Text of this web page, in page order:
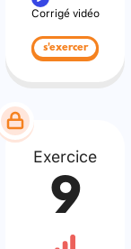
Corrigé vidéo
s'exercer
Exercice
9